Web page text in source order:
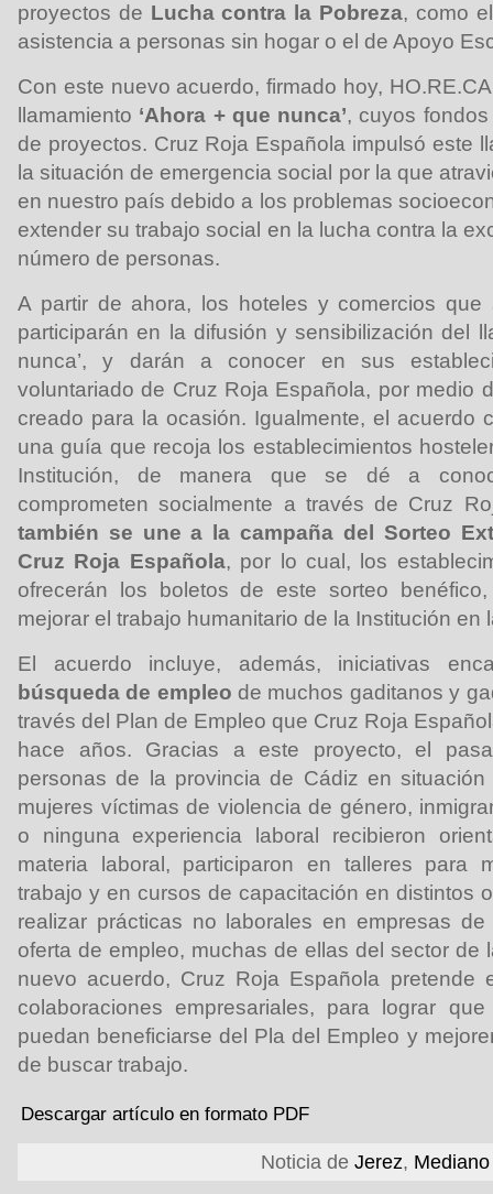
proyectos de Lucha contra la Pobreza, como
asistencia a personas sin hogar o el de Apoyo
Con este nuevo acuerdo, firmado hoy,
llamamiento ‘Ahora + que nunca’, cuyos
de proyectos. Cruz Roja Española impulsó este
la situación de emergencia social por la que
en nuestro país debido a los problemas
extender su trabajo social en la lucha contra la
número de personas.
A partir de ahora, los hoteles y comercios que
participarán en la difusión y sensibilización del
nunca’, y darán a conocer en sus
voluntariado de Cruz Roja Española, por medio
creado para la ocasión. Igualmente, el acuerdo
una guía que recoja los establecimientos
Institución, de manera que se dé a
comprometen socialmente a través de Cruz
también se une a la campaña del Sorteo
Cruz Roja Española, por lo cual, los
ofrecerán los boletos de este sorteo
mejorar el trabajo humanitario de la Institución en
El acuerdo incluye, además, iniciativas
búsqueda de empleo de muchos gaditanos y
través del Plan de Empleo que Cruz Roja
hace años. Gracias a este proyecto, el
personas de la provincia de Cádiz en
mujeres víctimas de violencia de género,
o ninguna experiencia laboral recibieron
materia laboral, participaron en talleres para
trabajo y en cursos de capacitación en distintos
realizar prácticas no laborales en empresas
oferta de empleo, muchas de ellas del sector de
nuevo acuerdo, Cruz Roja Española pretende
colaboraciones empresariales, para lograr
puedan beneficiarse del Pla del Empleo y
de buscar trabajo.
Descargar artículo en formato PDF
Noticia de Jerez,